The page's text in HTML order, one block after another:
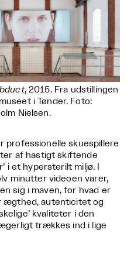
, 2015. Fra udstillingen
i Tønder. Foto:
Nielsen.
professionelle skuespillere
af hastigt skiftende
i et hypersterilt miljø. I
minutter videoen varer,
sig i maven, for hvad er
ægthed, autenticitet og
kvaliteter i den
trækkes ind i lige